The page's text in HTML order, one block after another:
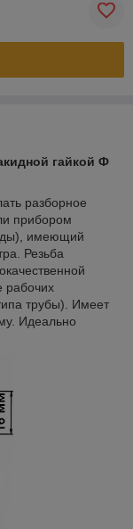
гайкой Ф
разборное
прибором
имеющий
Резьба
рабочих
трубы). Имеет
Идеально